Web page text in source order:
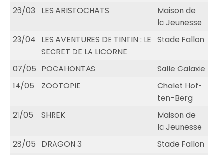
26/03
LES ARISTOCHATS
Maison de
la Jeunesse
23/04
LES AVENTURES DE TINTIN : LE
SECRET DE LA LICORNE
Stade Fallon
07/05 POCAHONTAS
Salle Galaxie
14/05
ZOOTOPIE
Chalet Hof-
ten-Berg
21/05
SHREK
Maison de
la Jeunesse
28/05
DRAGON 3
Stade Fallon